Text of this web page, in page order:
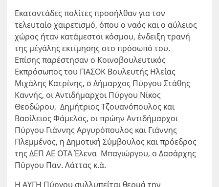
Εκατοντάδες πολίτες προσήλθαν για τον
τελευταίο χαιρετισμό, όπου ο ναός και ο αύλειος
χώρος ήταν κατάμεστοι κόσμου, ένδειξη τρανή
της μέγάλης εκτίμησης στο πρόσωπό του.
Επίσης παρέστησαν ο Κοινοβουλευτικός
Εκπρόσωπος του ΠΑΣΟΚ Βουλευτής Ηλείας
Μιχάλης Κατρίνης, ο Δήμαρχος Πύργου Στάθης
Καννής, οι Αντιδήμαρχοι Πύργου Νίκος
Θεοδώρου, Δημήτριος Τζουανόπουλος και
Βασίλειος Φάμελος, οι πρώην Αντιδήμαρχοι
Πύργου Γιάννης Αργυρόπουλος και Γιάννης
Πλεμμένος, η Δημοτική Σύμβουλος και πρόεδρος
της ΔΕΠ ΑΕ ΟΤΑ Έλενα Μπαγιώργου, ο Δασάρχης
Πϋργου Παν. Λάττας κ.ά.
Η ΑΥΓΗ Πύργου συλλυπείται θερμά την